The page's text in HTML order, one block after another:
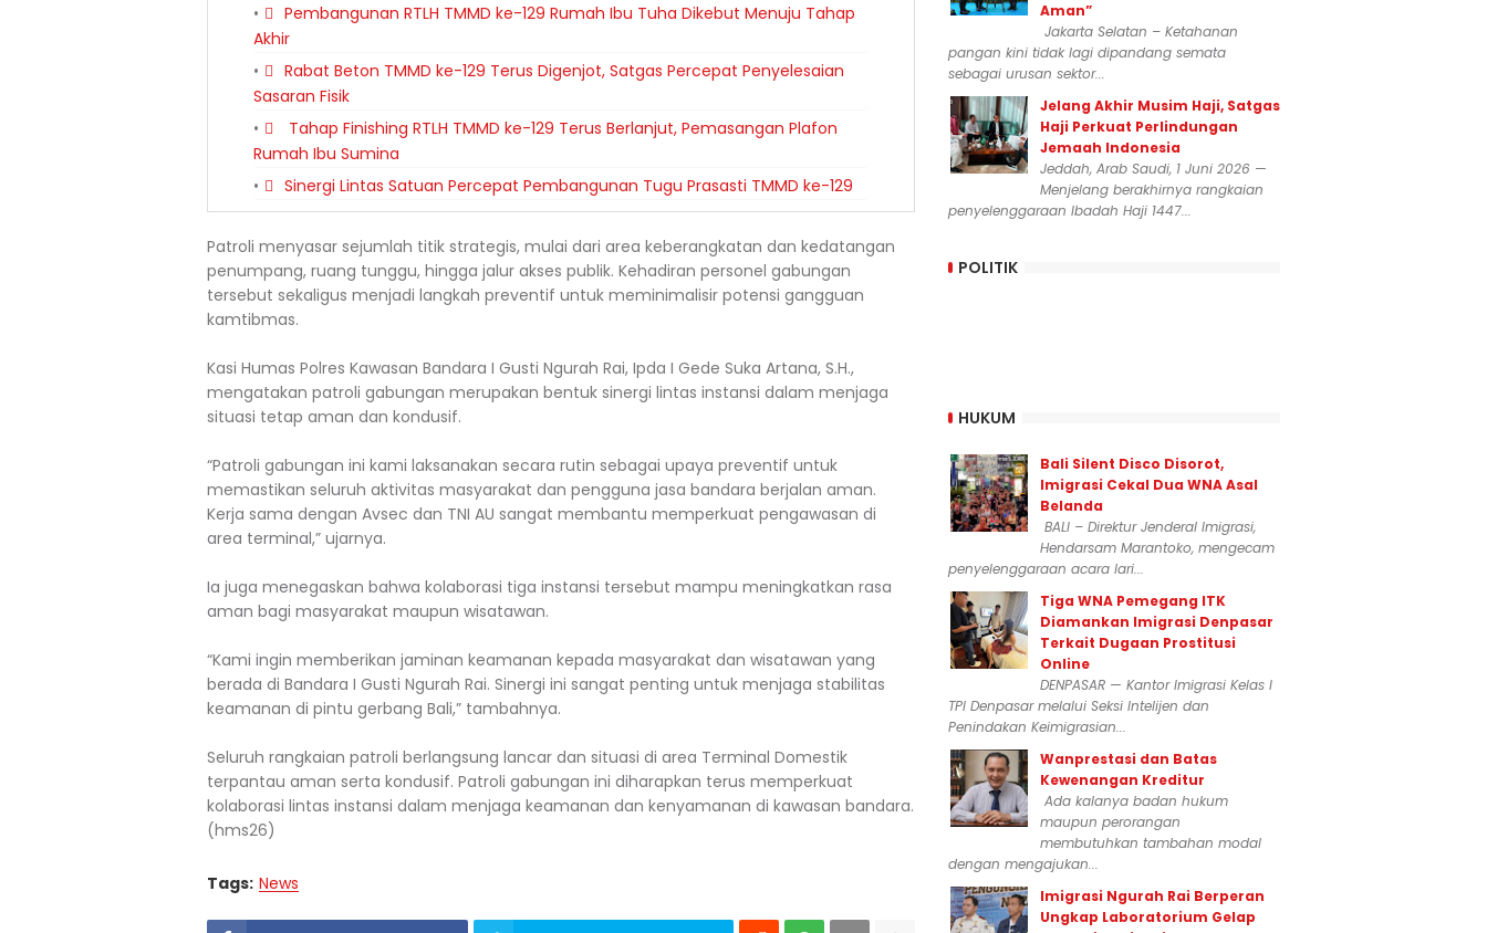
Pembangunan RTLH TMMD ke-129 Rumah Ibu Tuha Dikebut Menuju Tahap
Akhir
Rabat Beton TMMD ke-129 Terus Digenjot, Satgas Percepat Penyelesaian
Sasaran Fisik
Tahap Finishing RTLH TMMD ke-129 Terus Berlanjut, Pemasangan Plafon
Rumah Ibu Sumina
Sinergi Lintas Satuan Percepat Pembangunan Tugu Prasasti TMMD ke-129
Patroli menyasar sejumlah titik strategis, mulai dari area keberangkatan dan kedatangan
penumpang, ruang tunggu, hingga jalur akses publik. Kehadiran personel gabungan
tersebut sekaligus menjadi langkah preventif untuk meminimalisir potensi gangguan
kamtibmas.
Kasi Humas Polres Kawasan Bandara I Gusti Ngurah Rai, Ipda I Gede Suka Artana, S.H.,
mengatakan patroli gabungan merupakan bentuk sinergi lintas instansi dalam menjaga
situasi tetap aman dan kondusif.
“Patroli gabungan ini kami laksanakan secara rutin sebagai upaya preventif untuk
memastikan seluruh aktivitas masyarakat dan pengguna jasa bandara berjalan aman.
Kerja sama dengan Avsec dan TNI AU sangat membantu memperkuat pengawasan di
area terminal,” ujarnya.
Ia juga menegaskan bahwa kolaborasi tiga instansi tersebut mampu meningkatkan rasa
aman bagi masyarakat maupun wisatawan.
“Kami ingin memberikan jaminan keamanan kepada masyarakat dan wisatawan yang
berada di Bandara I Gusti Ngurah Rai. Sinergi ini sangat penting untuk menjaga stabilitas
keamanan di pintu gerbang Bali,” tambahnya.
Seluruh rangkaian patroli berlangsung lancar dan situasi di area Terminal Domestik
terpantau aman serta kondusif. Patroli gabungan ini diharapkan terus memperkuat
kolaborasi lintas instansi dalam menjaga keamanan dan kenyamanan di kawasan bandara.
(hms26)
Tags: News
Aman”
Jakarta Selatan – Ketahanan
pangan kini tidak lagi dipandang semata
sebagai urusan sektor...
Jelang Akhir Musim Haji, Satgas
Haji Perkuat Perlindungan
Jemaah Indonesia
Jeddah, Arab Saudi, 1 Juni 2026 —
Menjelang berakhirnya rangkaian
penyelenggaraan Ibadah Haji 1447...
POLITIK
HUKUM
Bali Silent Disco Disorot,
Imigrasi Cekal Dua WNA Asal
Belanda
BALI – Direktur Jenderal Imigrasi,
Hendarsam Marantoko, mengecam
penyelenggaraan acara lari...
Tiga WNA Pemegang ITK
Diamankan Imigrasi Denpasar
Terkait Dugaan Prostitusi
Online
DENPASAR — Kantor Imigrasi Kelas I
TPI Denpasar melalui Seksi Intelijen dan
Penindakan Keimigrasian...
Wanprestasi dan Batas
Kewenangan Kreditur
Ada kalanya badan hukum
maupun perorangan
membutuhkan tambahan modal
dengan mengajukan...
Imigrasi Ngurah Rai Berperan
Ungkap Laboratorium Gelap